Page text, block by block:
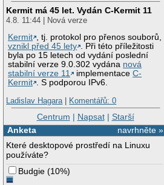
Kermit má 45 let. Vydán C-Kermit 11
4.8. 11:44 | Nová verze
Kermit , tj. protokol pro přenos souborů,
vznikl před 45 lety . Při této příležitosti
byla po 15 letech od vydání poslední
stabilní verze 9.0.302 vydána nová
stabilní verze 11
implementaceC-
Kermit . S podporou IPv6.
Ladislav Hagara| Komentářů: 0
Centrum | Napsat| Starší
navrhněte »
Anketa
Které desktopové prostředí na Linuxu
používáte?
Budgie (10%)